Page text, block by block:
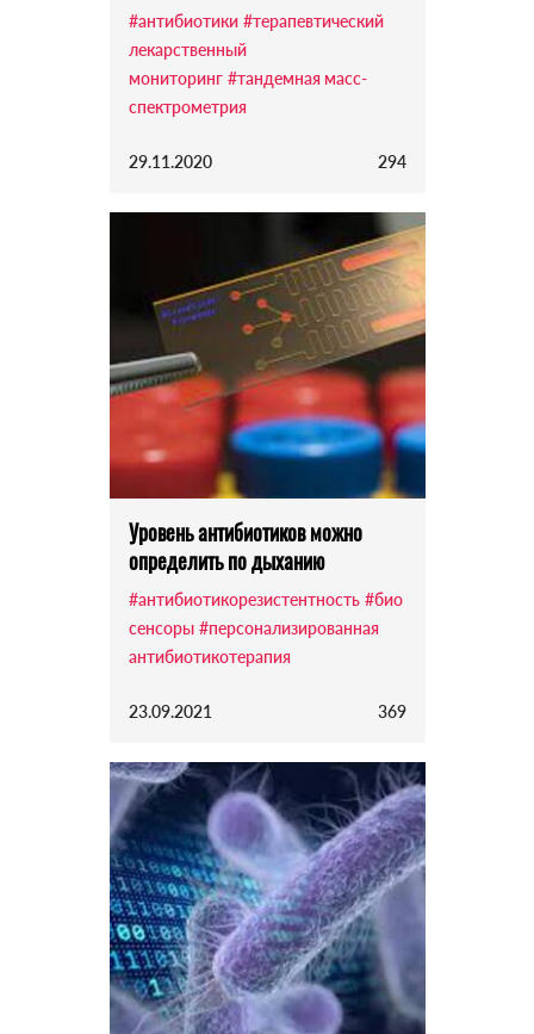
#антибиотики #терапевтический
лекарственный
мониторинг #тандемная масс-
спектрометрия
29.11.2020 294
Уровень антибиотиков можно
определить по дыханию
#антибиотикорезистентность #био
сенсоры #персонализированная
антибиотикотерапия
23.09.2021 369